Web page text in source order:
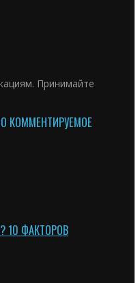
Принимайте
КОММЕНТИРУЕМОЕ
10 ФАКТОРОВ